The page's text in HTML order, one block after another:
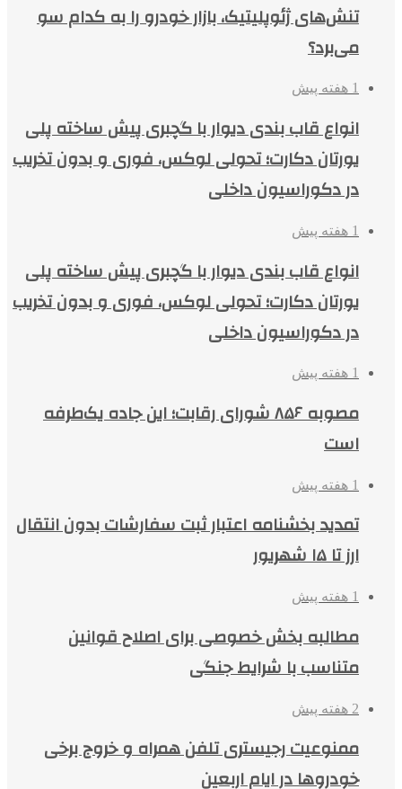
تنش‌های ژئوپلیتیک، بازار خودرو را به کدام سو
می‌برد؟
1 هفته پیش
انواع قاب بندی دیوار با گچبری پیش ساخته پلی
یورتان دکارت؛ تحولی لوکس، فوری و بدون تخریب
در دکوراسیون داخلی
1 هفته پیش
انواع قاب بندی دیوار با گچبری پیش ساخته پلی
یورتان دکارت؛ تحولی لوکس، فوری و بدون تخریب
در دکوراسیون داخلی
1 هفته پیش
مصوبه ۸۵۶ شورای رقابت؛ این جاده یک‌طرفه
است
1 هفته پیش
تمدید بخشنامه اعتبار ثبت سفارشات بدون انتقال
ارز تا ۱۵ شهریور
1 هفته پیش
مطالبه بخش خصوصی برای اصلاح قوانین
متناسب با شرایط جنگی
2 هفته پیش
ممنوعیت رجیستری تلفن همراه و خروج برخی
خودروها در ایام اربعین